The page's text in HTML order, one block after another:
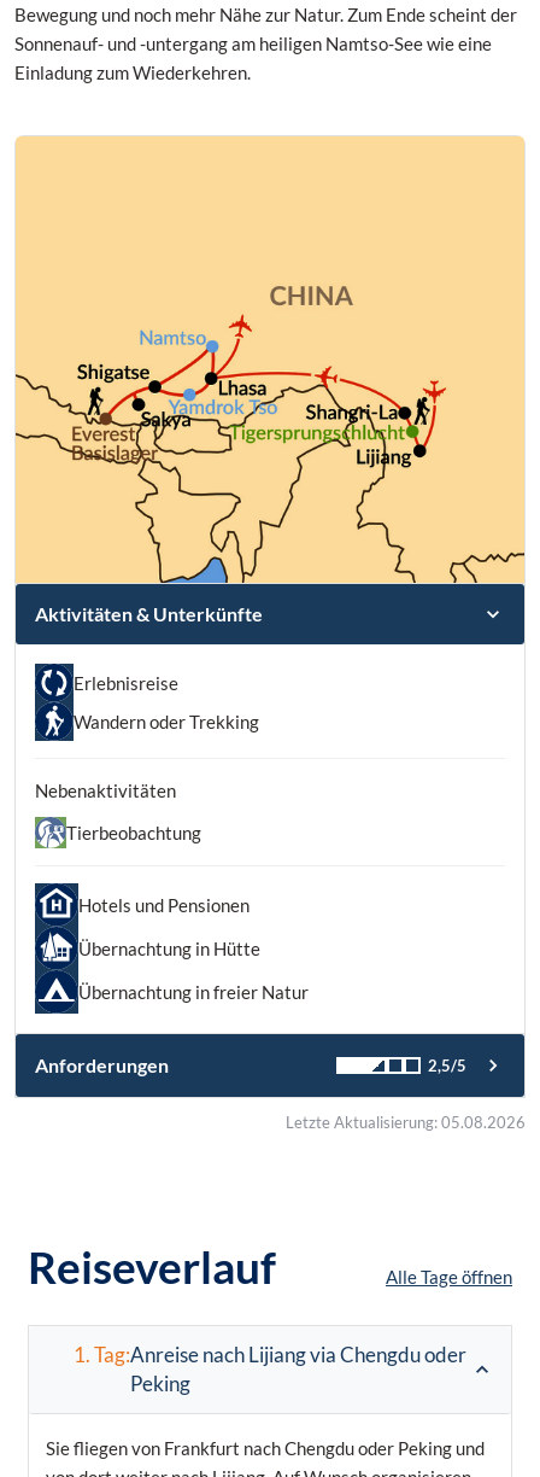
Bewegung und noch mehr Nähe zur Natur. Zum Ende scheint der
Sonnenauf- und -untergang am heiligen Namtso-See wie eine
Einladung zum Wiederkehren.
Aktivitäten & Unterkünfte
Erlebnisreise
Wandern oder Trekking
Nebenaktivitäten
Tierbeobachtung
Hotels und Pensionen
Übernachtung in Hütte
Übernachtung in freier Natur
Anforderungen 2,5/5
Letzte Aktualisierung: 05.08.2026
Reiseverlauf Alle Tage öffnen
1. Tag:Anreise nach Lijiang via Chengdu oder
Peking
Sie fliegen von Frankfurt nach Chengdu oder Peking und